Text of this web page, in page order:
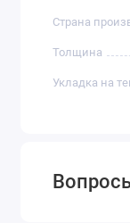
Страна
Толщина
Укладка на